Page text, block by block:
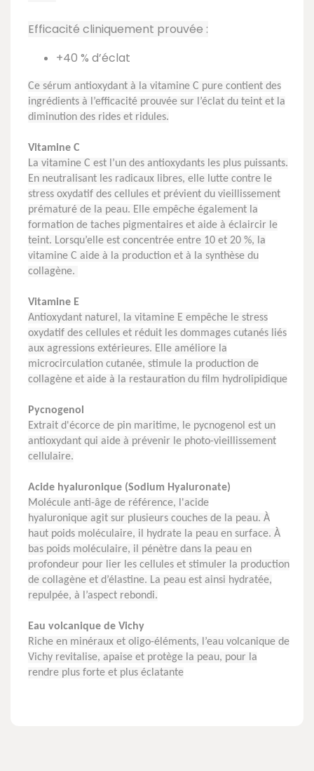
Efficacité cliniquement prouvée :
+40 % d’éclat
Ce sérum antioxydant à la vitamine C pure contient des
ingrédients à l’efficacité prouvée sur l’éclat du teint et la
diminution des rides et ridules.
Vitamine C
La vitamine C est l’un des antioxydants les plus puissants.
En neutralisant les radicaux libres, elle lutte contre le
stress oxydatif des cellules et prévient du vieillissement
prématuré de la peau. Elle empêche également la
formation de taches pigmentaires et aide à éclaircir le
teint. Lorsqu’elle est concentrée entre 10 et 20 %, la
vitamine C aide à la production et à la synthèse du
collagène.
Vitamine E
Antioxydant naturel, la vitamine E empêche le stress
oxydatif des cellules et réduit les dommages cutanés liés
aux agressions extérieures. Elle améliore la
microcirculation cutanée, stimule la production de
collagène et aide à la restauration du film hydrolipidique
Pycnogenol
Extrait d'écorce de pin maritime, le pycnogenol est un
antioxydant qui aide à prévenir le photo-vieillissement
cellulaire.
Acide hyaluronique (Sodium Hyaluronate)
Molécule anti-âge de référence, l'acide
hyaluronique agit sur plusieurs couches de la peau. À
haut poids moléculaire, il hydrate la peau en surface. À
bas poids moléculaire, il pénètre dans la peau en
profondeur pour lier les cellules et stimuler la production
de collagène et d’élastine. La peau est ainsi hydratée,
repulpée, à l’aspect rebondi.
Eau volcanique de Vichy
Riche en minéraux et oligo-éléments, l’eau volcanique de
Vichy revitalise, apaise et protège la peau, pour la
rendre plus forte et plus éclatante